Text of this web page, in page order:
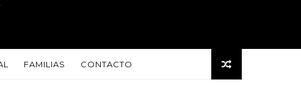
FAMILIAS CONTACTO